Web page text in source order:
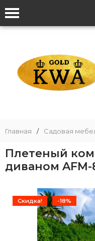
Главная / Садовая
Плетеный
диваном AFM-
Скидка! -18%